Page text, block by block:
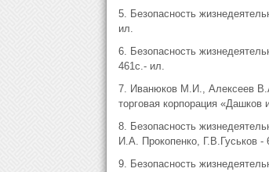
5. Безопасность
ил.
6. Безопасность
461с.- ил.
7. Иванюков М.И., Алексеев
торговая корпорация «Дашков
8. Безопасность
И.А. Прокопенко, Г.В.Гуськов
9. Безопасность